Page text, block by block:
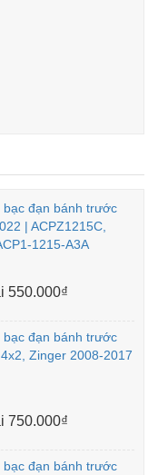
đạn bánh trước
| ACPZ1215C,
1215-A3A
550.000₫
đạn bánh trước
Zinger 2008-2017
750.000₫
đạn bánh trước